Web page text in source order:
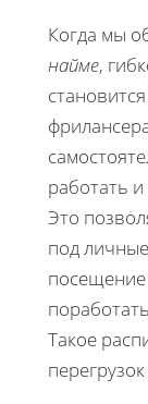
Когда мы
найме,
работать
Это
под
Такое